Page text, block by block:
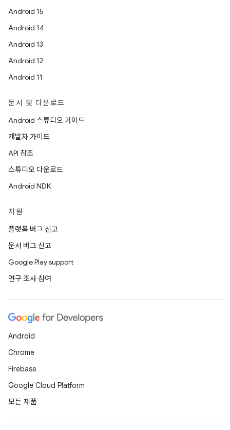
Android 15
Android 14
Android 13
Android 12
Android 11
문서 및 다운로드
Android 스튜디오 가이드
개발자 가이드
API 참조
스튜디오 다운로드
Android NDK
지원
플랫폼 버그 신고
문서 버그 신고
Google Play support
연구 조사 참여
Android
Chrome
Firebase
Google Cloud Platform
모든 제품